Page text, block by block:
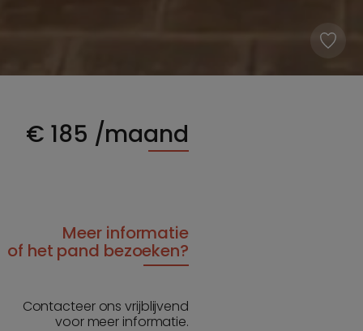
€ 185 /maand
Meer informatie
of het pand bezoeken?
Contacteer ons vrijblijvend
voor meer informatie.